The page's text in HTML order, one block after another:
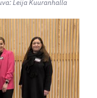
Leija Kuuranhalla